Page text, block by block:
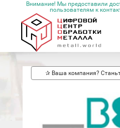
Внимание! Мы предоставили
пользователям к
✰ Ваша компания?